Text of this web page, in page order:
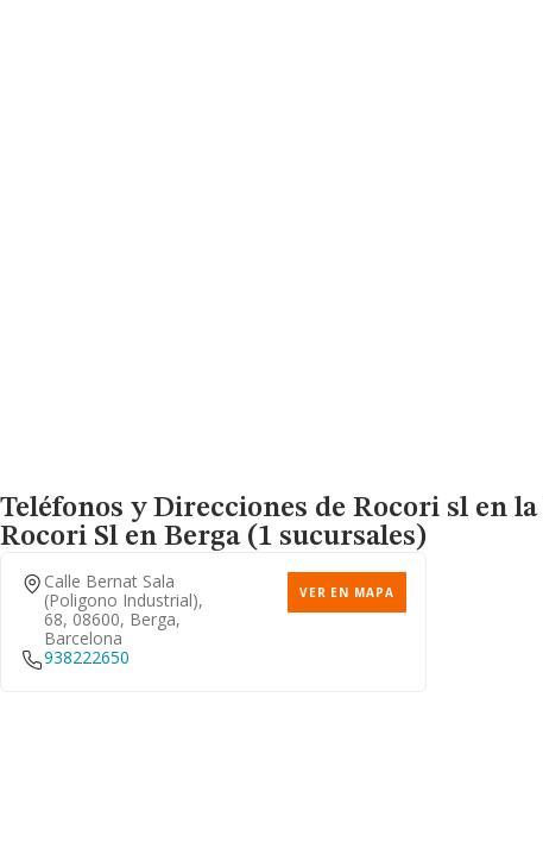
Teléfonos y Direcciones de Rocori sl en
Rocori Sl en Berga (1 sucursales)
Calle Bernat Sala
(poligono Industrial),
68, 08600, Berga,
Barcelona
VER EN MAPA
938222650